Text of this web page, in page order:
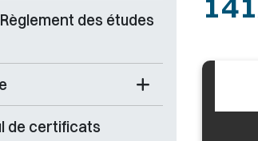
des études
de certificats